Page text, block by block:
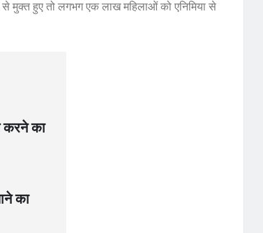
मुक्त हुए तो लगभग एक लाख महिलाओं को एनिमिया से
करने का
का